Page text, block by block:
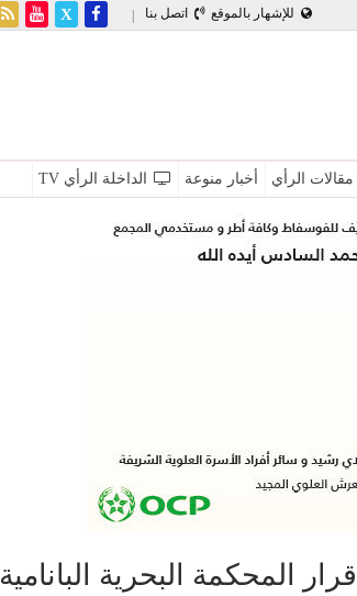
اتصل بنا للإشهار بالموقع
مقالات الرأي أخبار منوعة الداخلة الرأي TV
المحكمة البحرية البانامية